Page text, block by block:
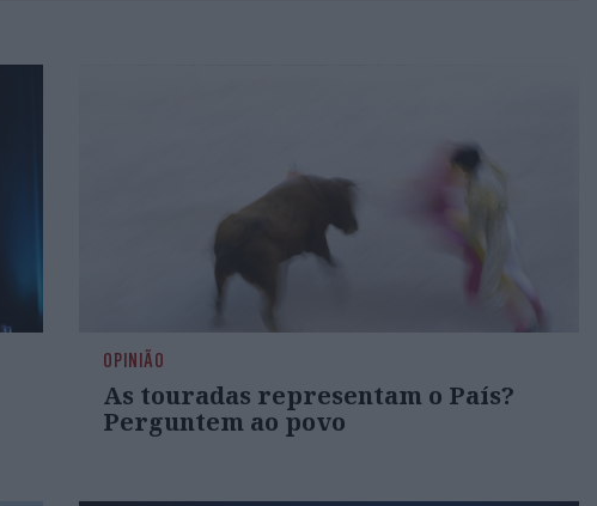
OPINIÃO
As touradas representam o País?
Perguntem ao povo